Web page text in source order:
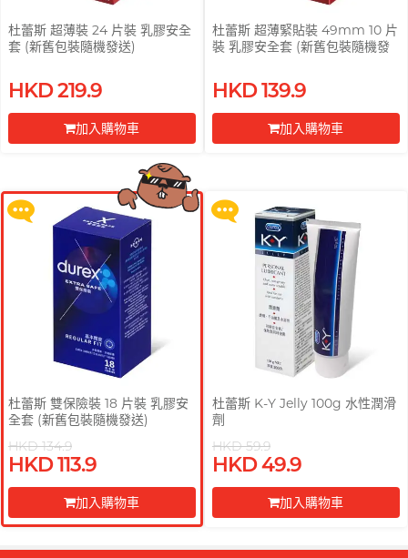
杜蕾斯 超薄裝 24 片裝 乳膠安全
套 (新舊包裝隨機發送)
HKD 219.9
加入購物車
杜蕾斯 超薄緊貼裝 49mm 10 片
裝 乳膠安全套 (新舊包裝隨機發
HKD 139.9
加入購物車
購 Gillette 吉列 Labs 極光系列剃
鬚刀連底座 (刀架 1 件 + 刀頭 2 片)
杜蕾斯 雙保險裝 18 片裝 乳膠安
全套 (新舊包裝隨機發送)
HKD 134.9
HKD 113.9
加入購物車
購 Gillette 吉列 Labs 極光系列剃
鬚刀連底座 (刀架 1 件 + 刀頭 2 片)
杜蕾斯 K-Y Jelly 100g 水性潤滑
劑
HKD 59.9
HKD 49.9
加入購物車